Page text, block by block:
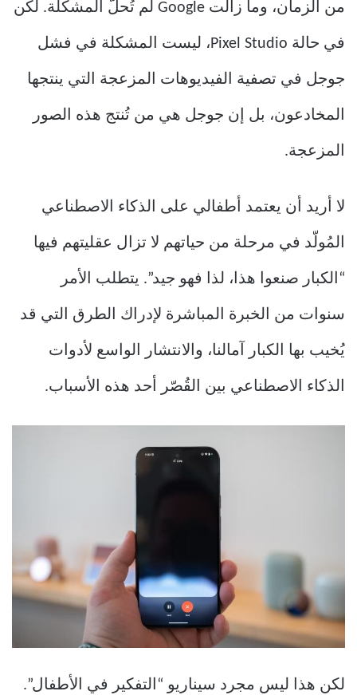
من الزمان، وما زالت Google لم تُحلّ المشكلة. لكن
في حالة Pixel Studio، ليست المشكلة في فشل
جوجل في تصفية الفيديوهات المزعجة التي ينتجها
المخادعون، بل إن جوجل هي من تُنتج هذه الصور
المزعجة.
لا أريد أن يعتمد أطفالي على الذكاء الاصطناعي
المُولّد في مرحلة من حياتهم لا تزال عقليتهم فيها
“الكبار صنعوا هذا، لذا فهو جيد”. يتطلب الأمر
سنوات من الخبرة المباشرة لإدراك الطرق التي قد
يُخيب بها الكبار آمالنا، والانتشار الواسع لأدوات
الذكاء الاصطناعي بين القُصّر أحد هذه الأسباب.
لكن هذا ليس مجرد سيناريو “التفكير في الأطفال”.